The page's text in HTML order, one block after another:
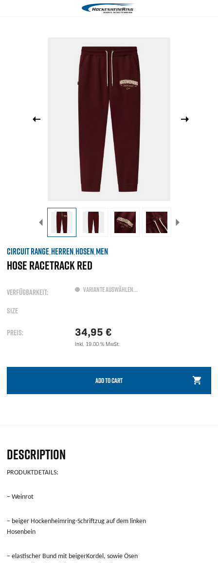
CIRCUIT RANGE,HERREN,HOSEN,MEN
HOSE RACETRACK RED
VERFÜGBARKEIT: VARIANTE AUSWÄHLEN...
SIZE
PREIS: 34,95 €
Inkl. 19.00 % MwSt.
ADD TO CART
DESCRIPTION
PRODUKTDETAILS:
– Weinrot
– beiger Hockenheimring-Schriftzug auf dem linken
Hosenbein
– elastischer Bund mit beigerKordel, sowie Ösen